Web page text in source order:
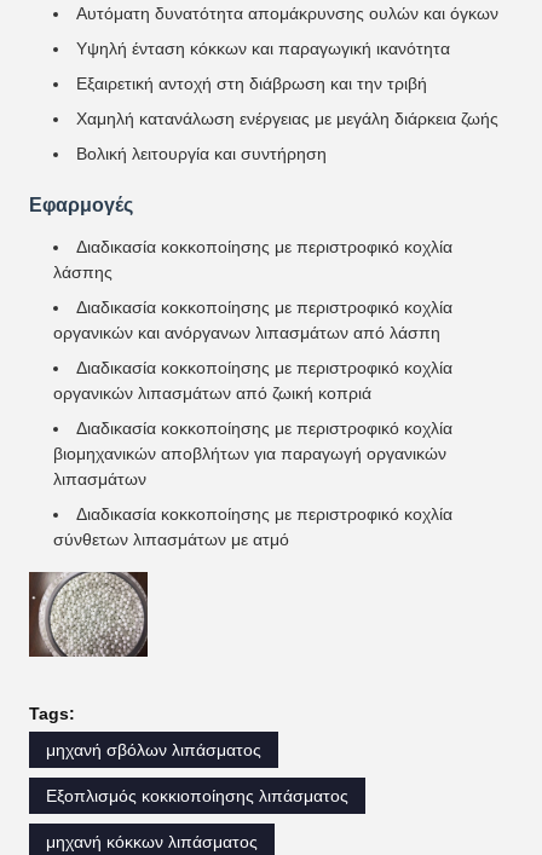
Αυτόματη δυνατότητα απομάκρυνσης ουλών και όγκων
Υψηλή ένταση κόκκων και παραγωγική ικανότητα
Εξαιρετική αντοχή στη διάβρωση και την τριβή
Χαμηλή κατανάλωση ενέργειας με μεγάλη διάρκεια ζωής
Βολική λειτουργία και συντήρηση
Εφαρμογές
Διαδικασία κοκκοποίησης με περιστροφικό κοχλία
λάσπης
Διαδικασία κοκκοποίησης με περιστροφικό κοχλία
οργανικών και ανόργανων λιπασμάτων από λάσπη
Διαδικασία κοκκοποίησης με περιστροφικό κοχλία
οργανικών λιπασμάτων από ζωική κοπριά
Διαδικασία κοκκοποίησης με περιστροφικό κοχλία
βιομηχανικών αποβλήτων για παραγωγή οργανικών
λιπασμάτων
Διαδικασία κοκκοποίησης με περιστροφικό κοχλία
σύνθετων λιπασμάτων με ατμό
Tags:
μηχανή σβόλων λιπάσματος
Εξοπλισμός κοκκιοποίησης λιπάσματος
μηχανή κόκκων λιπάσματος